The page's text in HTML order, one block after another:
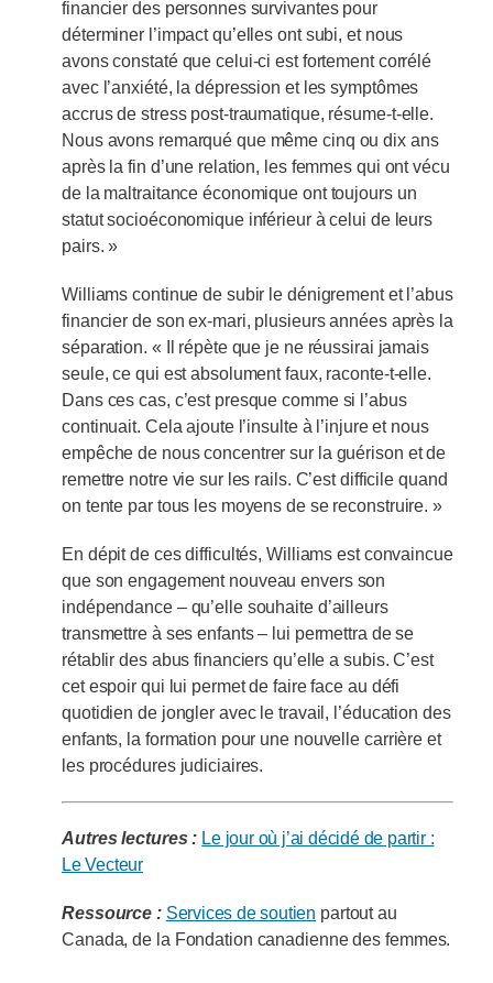
financier des personnes survivantes pour
déterminer l’impact qu’elles ont subi, et nous
avons constaté que celui-ci est fortement corrélé
avec l’anxiété, la dépression et les symptômes
accrus de stress post-traumatique, résume-t-elle.
Nous avons remarqué que même cinq ou dix ans
après la fin d’une relation, les femmes qui ont vécu
de la maltraitance économique ont toujours un
statut socioéconomique inférieur à celui de leurs
pairs. »
Williams continue de subir le dénigrement et l’abus
financier de son ex-mari, plusieurs années après la
séparation. « Il répète que je ne réussirai jamais
seule, ce qui est absolument faux, raconte-t-elle.
Dans ces cas, c’est presque comme si l’abus
continuait. Cela ajoute l’insulte à l’injure et nous
empêche de nous concentrer sur la guérison et de
remettre notre vie sur les rails. C’est difficile quand
on tente par tous les moyens de se reconstruire. »
En dépit de ces difficultés, Williams est convaincue
que son engagement nouveau envers son
indépendance – qu’elle souhaite d’ailleurs
transmettre à ses enfants – lui permettra de se
rétablir des abus financiers qu’elle a subis. C’est
cet espoir qui lui permet de faire face au défi
quotidien de jongler avec le travail, l’éducation des
enfants, la formation pour une nouvelle carrière et
les procédures judiciaires.
Autres lectures : Le jour où j’ai décidé de partir :
Le Vecteur
Ressource : Services de soutien partout au
Canada, de la Fondation canadienne des femmes.